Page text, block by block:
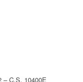
– C.S. 10400E